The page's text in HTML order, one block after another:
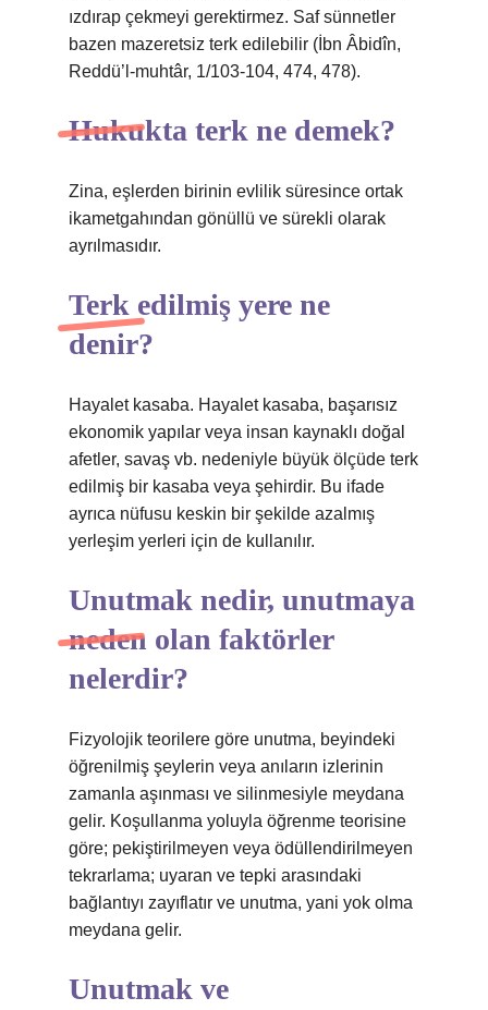
ızdırap çekmeyi gerektirmez. Saf sünnetler
bazen mazeretsiz terk edilebilir (İbn Âbidîn,
Reddü’l-muhtâr, 1/103-104, 474, 478).
Hukukta terk ne demek?
Zina, eşlerden birinin evlilik süresince ortak
ikametgahından gönüllü ve sürekli olarak
ayrılmasıdır.
Terk edilmiş yere ne
denir?
Hayalet kasaba. Hayalet kasaba, başarısız
ekonomik yapılar veya insan kaynaklı doğal
afetler, savaş vb. nedeniyle büyük ölçüde terk
edilmiş bir kasaba veya şehirdir. Bu ifade
ayrıca nüfusu keskin bir şekilde azalmış
yerleşim yerleri için de kullanılır.
Unutmak nedir, unutmaya
neden olan faktörler
nelerdir?
Fizyolojik teorilere göre unutma, beyindeki
öğrenilmiş şeylerin veya anıların izlerinin
zamanla aşınması ve silinmesiyle meydana
gelir. Koşullanma yoluyla öğrenme teorisine
göre; pekiştirilmeyen veya ödüllendirilmeyen
tekrarlama; uyaran ve tepki arasındaki
bağlantıyı zayıflatır ve unutma, yani yok olma
meydana gelir.
Unutmak ve